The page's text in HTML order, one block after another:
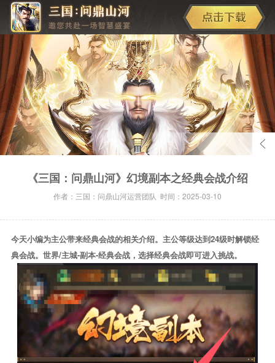
《三国：问鼎山河》幻境副本之经典会战介绍
作者：三国：问鼎山河运营团队 时间：2025-03-10
今天小编为主公带来经典会战的相关介绍。主公等级达到24级时解锁经
典会战。世界/主城-副本-经典会战，选择经典会战即可进入挑战。